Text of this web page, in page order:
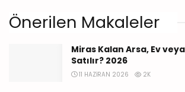
Önerilen Makaleler
Miras Kalan Arsa, Ev
Satılır? 2026
11 HAZIRAN 2026 2K